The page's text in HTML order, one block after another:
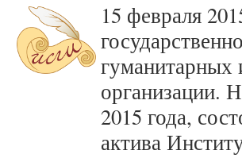
15 февраля
гуманитарных
организации.
2015 года,
актива